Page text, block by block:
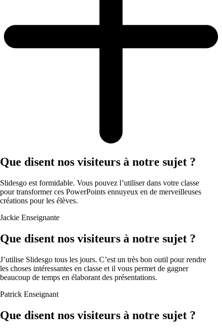
Que disent nos visiteurs à notre sujet ?
Slidesgo est formidable. Vous pouvez l’utiliser dans votre classe
pour transformer ces PowerPoints ennuyeux en de merveilleuses
créations pour les élèves.
Jackie Enseignante
Que disent nos visiteurs à notre sujet ?
J’utilise Slidesgo tous les jours. C’est un très bon outil pour rendre
les choses intéressantes en classe et il vous permet de gagner
beaucoup de temps en élaborant des présentations.
Patrick Enseignant
Que disent nos visiteurs à notre sujet ?